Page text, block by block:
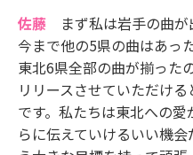
佐藤 まず私は岩手の曲が
今まで他の5県の曲はあっ
東北6県全部の曲が揃った
リリースさせていただけ
です。私たちは東北への
らに伝えていけるいい機